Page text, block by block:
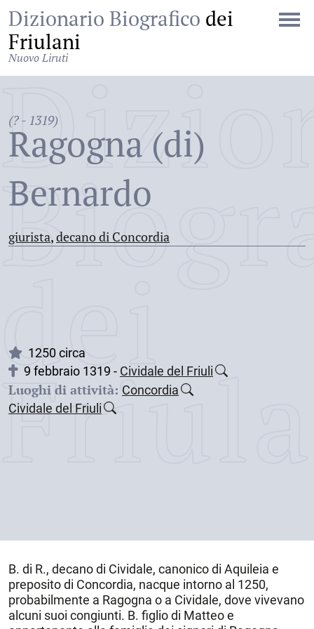
Dizionario Biografico dei
Friulani
Nuovo Liruti
(? - 1319)
Ragogna (di)
Bernardo
giurista,decano di Concordia
dei
1250 circa
9 febbraio 1319 - Cividale del Friuli
Luoghi di attività: Concordia
Cividale del Friuli
B. di R., decano di Cividale, canonico di Aquileia e
preposito di Concordia, nacque intorno al 1250,
probabilmente a Ragogna o a Cividale, dove vivevano
alcuni suoi congiunti. B. figlio di Matteo e